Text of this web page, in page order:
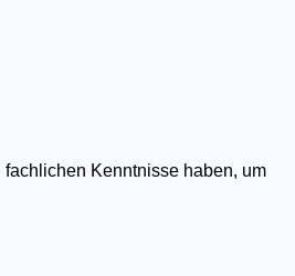
Kenntnisse haben, um